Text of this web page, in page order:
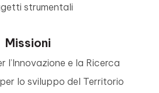
strumentali
Missioni
l’Innovazione e la Ricerca
lo sviluppo del Territorio